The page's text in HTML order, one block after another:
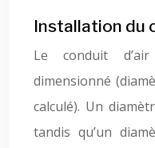
Installation du
Le conduit
dimensionné
calculé). Un
tandis qu’un